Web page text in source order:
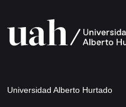
Universidad Alberto Hurtado